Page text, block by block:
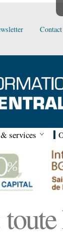
Contact
services